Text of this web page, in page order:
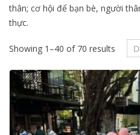
thân; cơ hội để bạn bè, người
thực.
Showing 1–40 of 70 results